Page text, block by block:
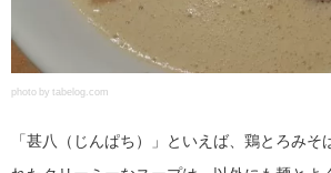
photo by tabelog.com
「甚八（じんぱち）」といえば、鶏とろみそ